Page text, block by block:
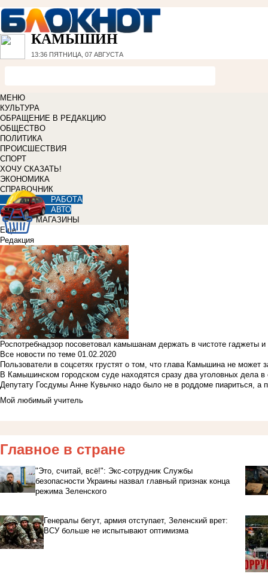
КАМЫШИН
13:36 ПЯТНИЦА, 07 АВГУСТА
МЕНЮ
КУЛЬТУРА
ОБРАЩЕНИЕ В РЕДАКЦИЮ
ОБЩЕСТВО
ПОЛИТИКА
ПРОИСШЕСТВИЯ
СПОРТ
ХОЧУ СКАЗАТЬ!
ЭКОНОМИКА
СПРАВОЧНИК
РАБОТА
АВТО
МАГАЗИНЫ
Еще
Редакция
Роспотребнадзор посоветовал камышанам держать в чистоте гаджеты
Все новости по теме 01.02.2020
Пользователи в соцсетях грустят о том, что глава Камышина не может
В Камышинском городском суде находятся сразу два уголовных дела
Депутату Госдумы Анне Кувычко надо было не в роддоме пиариться, а
Мой любимый учитель
Главное в стране
"Это, считай, всё!": Экс-сотрудник Службы
безопасности Украины назвал главный признак конца
режима Зеленского
Генералы бегут, армия отступает, Зеленский врет:
ВСУ больше не испытывают оптимизма